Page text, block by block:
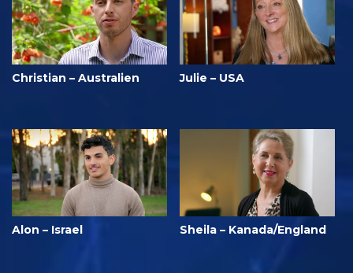
Christian – Australien Julie – USA
Alon – Israel Sheila – Kanada/England